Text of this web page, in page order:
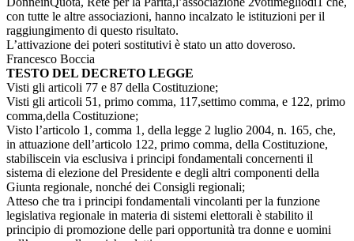
con tutte le altre associazioni, hanno incalzato le istituzioni per il
raggiungimento di questo risultato.
L’attivazione dei poteri sostitutivi è stato un atto doveroso.
Francesco Boccia
TESTO DEL DECRETO LEGGE
Visti gli articoli 77 e 87 della Costituzione;
Visti gli articoli 51, primo comma, 117,settimo comma, e 122, primo
comma,della Costituzione;
Visto l’articolo 1, comma 1, della legge 2 luglio 2004, n. 165, che,
in attuazione dell’articolo 122, primo comma, della Costituzione,
stabiliscein via esclusiva i principi fondamentali concernenti il
sistema di elezione del Presidente e degli altri componenti della
Giunta regionale, nonché dei Consigli regionali;
Atteso che tra i principi fondamentali vincolanti per la funzione
legislativa regionale in materia di sistemi elettorali è stabilito il
principio di promozione delle pari opportunità tra donne e uomini